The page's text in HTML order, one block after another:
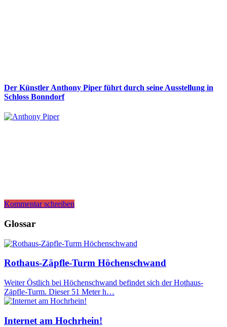
Der Künstler Anthony Piper führt durch seine Ausstellung in
Schloss Bonndorf
Kommentar schreiben
Glossar
Rothaus-Zäpfle-Turm Höchenschwand
Weiter Östlich bei Höchenschwand befindet sich der Hothaus-
Zäpfle-Turm. Dieser 51 Meter h…
Internet am Hochrhein!